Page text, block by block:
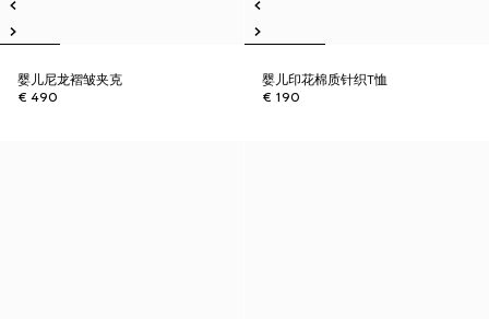
婴儿尼龙褶皱夹克
€ 490
婴儿印花棉质针织T恤
€ 190